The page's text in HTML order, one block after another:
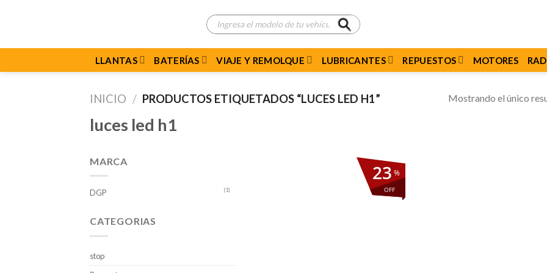
Búsqueda
de
productos
LLANTAS BATERÍAS VIAJE Y REMOLQUE LUBRICANTES REPUESTOS MOTORES
INICIO / PRODUCTOS ETIQUETADOS “LUCES LED H1” Mostrando el único
luces led h1
MARCA
DGP (1)
CATEGORIAS
stop
%
OFF
23